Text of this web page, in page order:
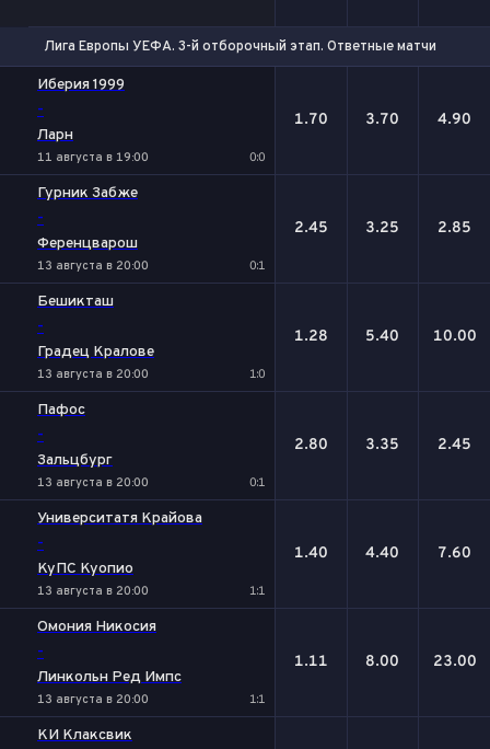
Лига Европы УЕФА. 3-й отборочный этап. Ответные матчи
Иберия 1999
-
Ларн
11 августа в 19:00 0:0
1.70 3.70 4.90
Гурник Забже
-
Ференцварош
13 августа в 20:00 0:1
2.45 3.25 2.85
Бешикташ
-
Градец Кралове
13 августа в 20:00 1:0
1.28 5.40 10.00
Пафос
-
Зальцбург
13 августа в 20:00 0:1
2.80 3.35 2.45
Университатя Крайова
-
КуПС Куопио
13 августа в 20:00 1:1
1.40 4.40 7.60
Омония Никосия
-
Линкольн Ред Импс
13 августа в 20:00 1:1
1.11 8.00 23.00
КИ Клаксвик